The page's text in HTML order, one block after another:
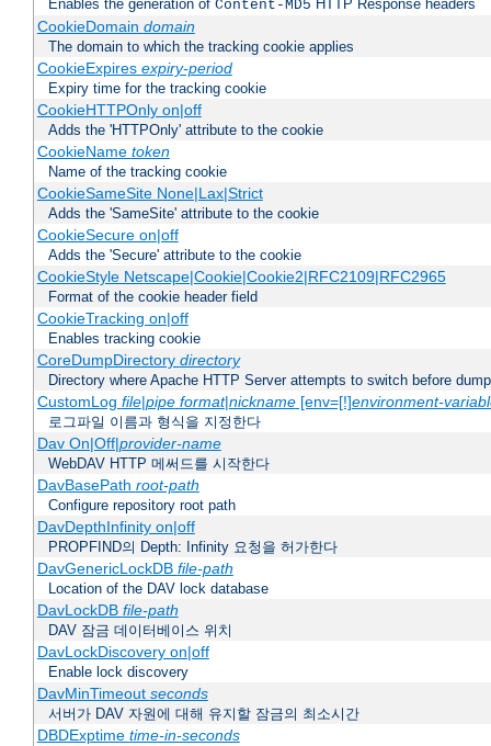
Enables the generation of Content-MD5 HTTP Response headers
CookieDomain domain
The domain to which the tracking cookie applies
CookieExpires expiry-period
Expiry time for the tracking cookie
CookieHTTPOnly on|off
Adds the 'HTTPOnly' attribute to the cookie
CookieName token
Name of the tracking cookie
CookieSameSite None|Lax|Strict
Adds the 'SameSite' attribute to the cookie
CookieSecure on|off
Adds the 'Secure' attribute to the cookie
CookieStyle Netscape|Cookie|Cookie2|RFC2109|RFC2965
Format of the cookie header field
CookieTracking on|off
Enables tracking cookie
CoreDumpDirectory directory
Directory where Apache HTTP Server attempts to switch before
CustomLog file|pipe format|nickname[env=[!]environment-
로그파일 이름과 형식을 지정한다
Dav On|Off|provider-name
WebDAV HTTP 메써드를 시작한다
DavBasePath root-path
Configure repository root path
DavDepthInfinity on|off
PROPFIND의 Depth: Infinity 요청을 허가한다
DavGenericLockDB file-path
Location of the DAV lock database
DavLockDB file-path
DAV 잠금 데이터베이스 위치
DavLockDiscovery on|off
Enable lock discovery
DavMinTimeout seconds
서버가 DAV 자원에 대해 유지할 잠금의 최소시간
DBDExptime time-in-seconds